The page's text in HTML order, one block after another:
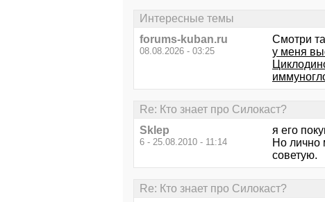
Интересные темы
forums-kuban.ru
08.08.2026 - 03:25
Смотри
у меня
Re: Кто знает про Силокаст?
Sklep
6 - 25.08.2010 - 11:14
я его
Но лично
советую.
Re: Кто знает про Силокаст?